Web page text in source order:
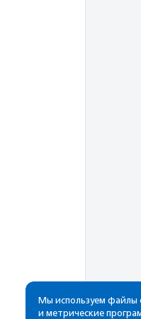
Мы используем файлы
и метрические